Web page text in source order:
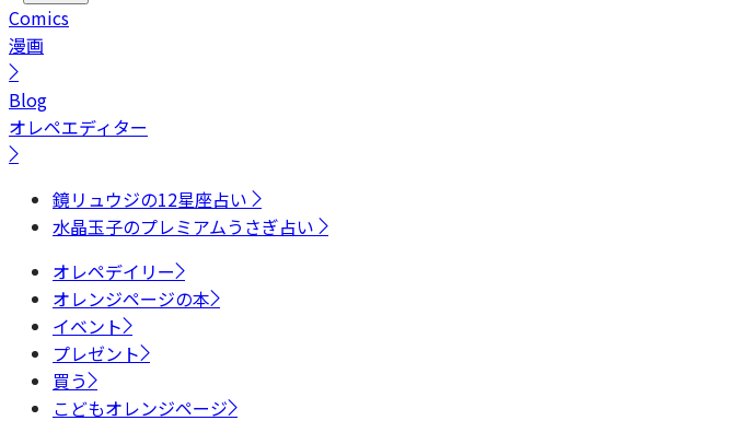
Comics
漫画
Blog
オレペエディター
鏡リュウジの12星座占い
水晶玉子のプレミアムうさぎ占い
オレペデイリー
オレンジページの本
イベント
プレゼント
買う
こどもオレンジページ